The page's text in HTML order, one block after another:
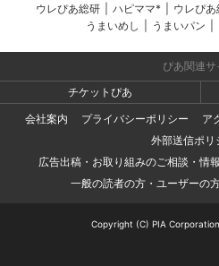
ウレぴあ総研 ハピママ* ウレぴ
うまいめし
うまいパン
ぴあ関連サ
チケットぴあ
会社案内
プライバシーポリシー
ア
外部送信ポリ
広告出稿・お取り組みのご相談・情
一般の読者の方・ユーザーの
Copyright (C) PIA